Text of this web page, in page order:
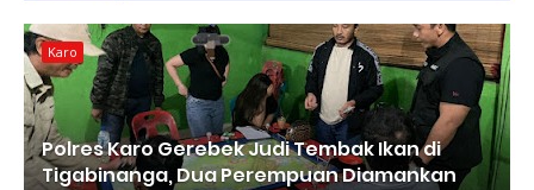
Karo
Polres Karo Gerebek Judi Tembak Ikan di
Tigabinanga, Dua Perempuan Diamankan